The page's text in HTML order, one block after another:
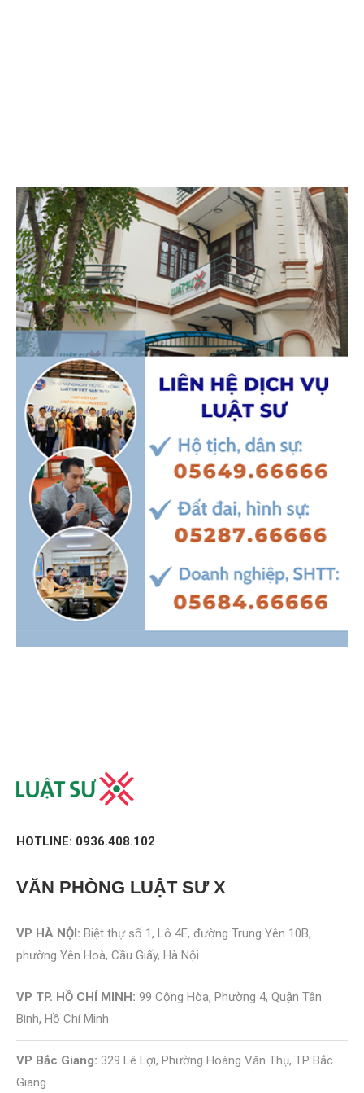
HOTLINE: 0936.408.102
VĂN PHÒNG LUẬT SƯ X
VP HÀ NỘI: Biệt thự số 1, Lô 4E, đường Trung Yên 10B,
phường Yên Hoà, Cầu Giấy, Hà Nội
VP TP. HỒ CHÍ MINH: 99 Cộng Hòa, Phường 4, Quận Tân
Bình, Hồ Chí Minh
VP Bắc Giang: 329 Lê Lợi, Phường Hoàng Văn Thụ, TP Bắc
Giang